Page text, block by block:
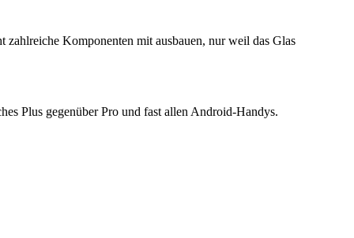
zahlreiche Komponenten mit ausbauen, nur weil das Glas
Plus gegenüber Pro und fast allen Android-Handys.